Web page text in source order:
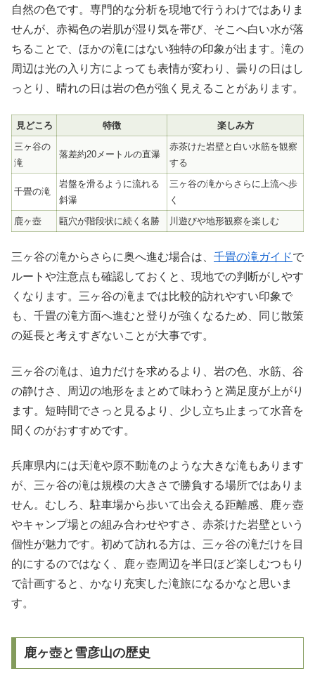
自然の色です。専門的な分析を現地で行うわけではありま
せんが、赤褐色の岩肌が湿り気を帯び、そこへ白い水が落
ちることで、ほかの滝にはない独特の印象が出ます。滝の
周辺は光の入り方によっても表情が変わり、曇りの日はし
っとり、晴れの日は岩の色が強く見えることがあります。
見どころ 特徴
楽しみ方
三ヶ谷の
滝
落差約20メートルの直瀑
赤茶けた岩壁と白い水筋を観察
する
千畳の滝
岩盤を滑るように流れる
斜瀑
三ヶ谷の滝からさらに上流へ歩
く
鹿ヶ壺
甌穴が階段状に続く名勝 川遊びや地形観察を楽しむ
三ヶ谷の滝からさらに奥へ進む場合は、 千畳の滝ガイドで
ルートや注意点も確認しておくと、現地での判断がしやす
くなります。三ヶ谷の滝までは比較的訪れやすい印象で
も、千畳の滝方面へ進むと登りが強くなるため、同じ散策
の延長と考えすぎないことが大事です。
三ヶ谷の滝は、迫力だけを求めるより、岩の色、水筋、谷
の静けさ、周辺の地形をまとめて味わうと満足度が上がり
ます。短時間でさっと見るより、少し立ち止まって水音を
聞くのがおすすめです。
兵庫県内には天滝や原不動滝のような大きな滝もあります
が、三ヶ谷の滝は規模の大きさで勝負する場所ではありま
せん。むしろ、駐車場から歩いて出会える距離感、鹿ヶ壺
やキャンプ場との組み合わせやすさ、赤茶けた岩壁という
個性が魅力です。初めて訪れる方は、三ヶ谷の滝だけを目
的にするのではなく、鹿ヶ壺周辺を半日ほど楽しむつもり
で計画すると、かなり充実した滝旅になるかなと思いま
す。
鹿ヶ壺と雪彦山の歴史